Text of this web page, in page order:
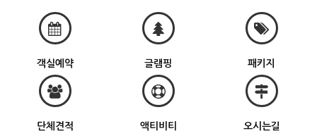
객실예약 글램핑 패키지
단체견적 액티비티 오시는길